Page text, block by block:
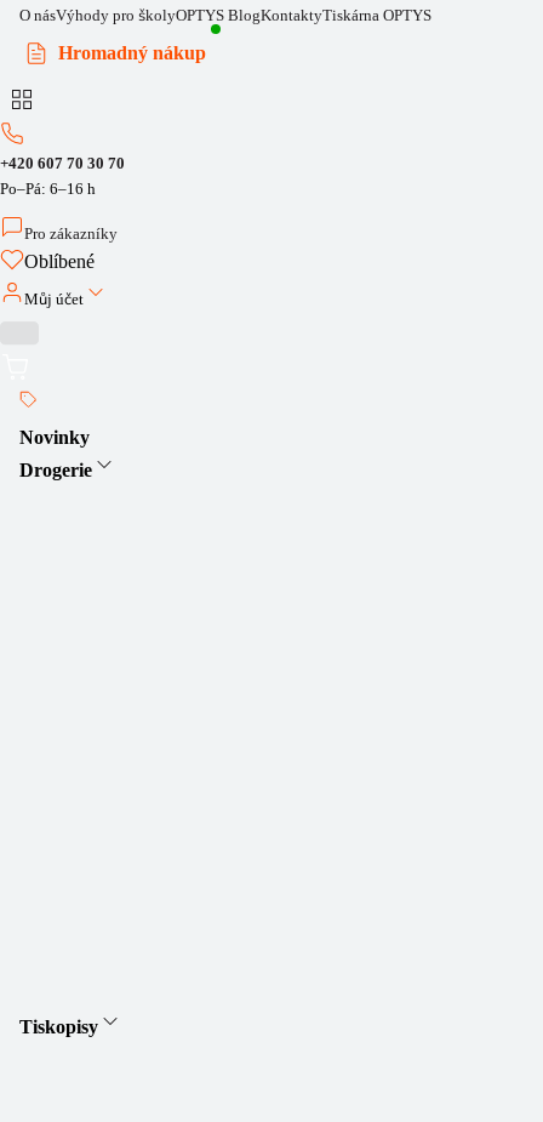
O násVýhody pro školyOPTYS BlogKontaktyTiskárna OPTYS
Hromadný nákup
+420 607 70 30 70
Po–Pá: 6–16 h
Pro zákazníky
Oblíbené
Můj účet
Novinky
Drogerie
Tiskopisy